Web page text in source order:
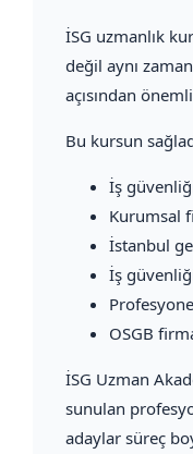
İSG uzmanlık
değil aynı
açısından
Bu kursun
İş
Kurumsal
İstanbul
İş
OSGB
İSG Uzman
sunulan
adaylar süreç